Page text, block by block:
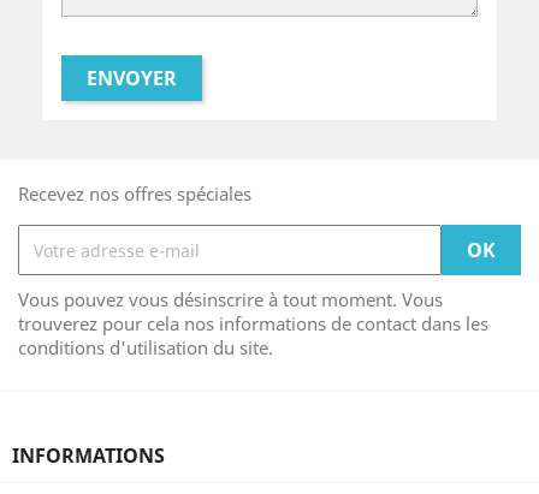
Recevez nos offres spéciales
Vous pouvez vous désinscrire à tout moment. Vous
trouverez pour cela nos informations de contact dans les
conditions d'utilisation du site.
INFORMATIONS